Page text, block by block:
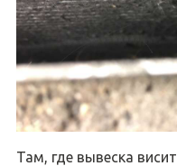
Там, где вывеска висит